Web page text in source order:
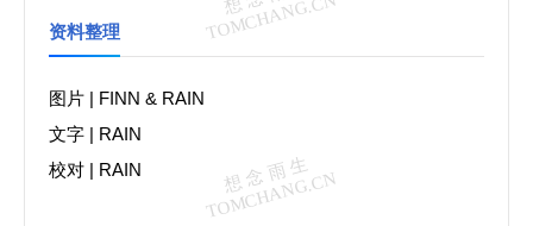
资料整理
图片 | FINN & RAIN
文字 | RAIN
校对 | RAIN